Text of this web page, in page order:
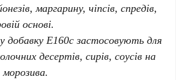
маргарину, чіпсів, спредів,
основі.
добавку Е160с застосовують для
десертів, сирів, соусів на
морозива.